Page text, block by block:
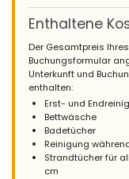
Enthaltene
Der Gesamtpreis
Buchungsformular
Unterkunft und
enthalten:
Erst- und
Bettwäsche
Badetücher
Reinigung
Strandtücher für
cm